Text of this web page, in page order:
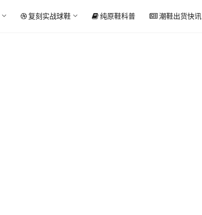
复刻实战球鞋 纯原鞋科普 潮鞋出货快讯